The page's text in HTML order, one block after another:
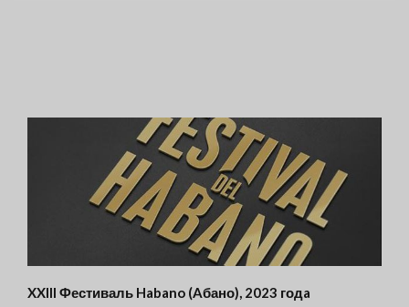
XXIII Фестиваль Habano (Aбано), 2023 годa